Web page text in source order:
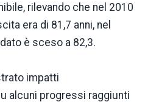
rilevando che nel 2010
era di 81,7 anni, nel
è sceso a 82,3.
impatti
alcuni progressi raggiunti